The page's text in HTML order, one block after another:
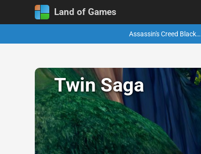
Land of Games
Assassin's Creed Black…
Twin Saga